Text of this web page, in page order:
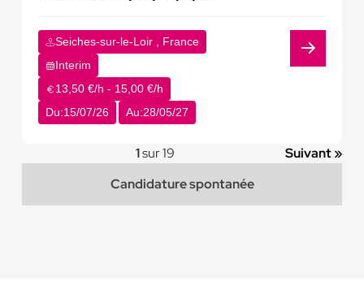
Seiches-sur-le-Loir , France
Interim
13,50 €/h - 15,00 €/h
Du:15/07/26 Au:28/05/27
1sur 19
Suivant »
Candidature spontanée